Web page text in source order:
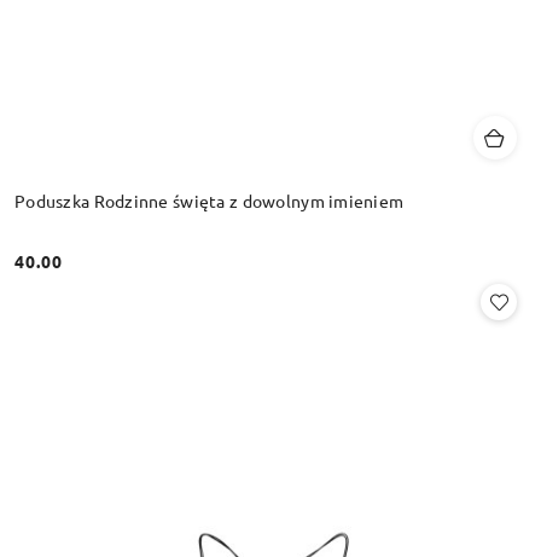
Poduszka Rodzinne święta z dowolnym imieniem
Cena:
40.00